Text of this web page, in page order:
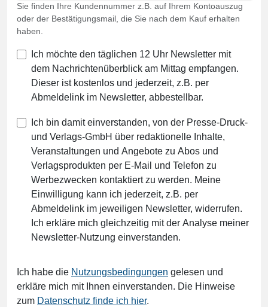
Sie finden Ihre Kundennummer z.B. auf Ihrem Kontoauszug
oder der Bestätigungsmail, die Sie nach dem Kauf erhalten
haben.
Ich möchte den täglichen 12 Uhr Newsletter mit
dem Nachrichtenüberblick am Mittag empfangen.
Dieser ist kostenlos und jederzeit, z.B. per
Abmeldelink im Newsletter, abbestellbar.
Ich bin damit einverstanden, von der Presse-Druck-
und Verlags-GmbH über redaktionelle Inhalte,
Veranstaltungen und Angebote zu Abos und
Verlagsprodukten per E-Mail und Telefon zu
Werbezwecken kontaktiert zu werden. Meine
Einwilligung kann ich jederzeit, z.B. per
Abmeldelink im jeweiligen Newsletter, widerrufen.
Ich erkläre mich gleichzeitig mit der Analyse meiner
Newsletter-Nutzung einverstanden.
Ich habe die Nutzungsbedingungen gelesen und
erkläre mich mit Ihnen einverstanden. Die Hinweise
zum Datenschutz finde ich hier.